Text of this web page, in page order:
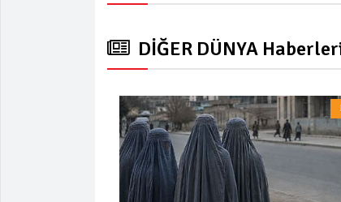
DİĞER DÜNYA